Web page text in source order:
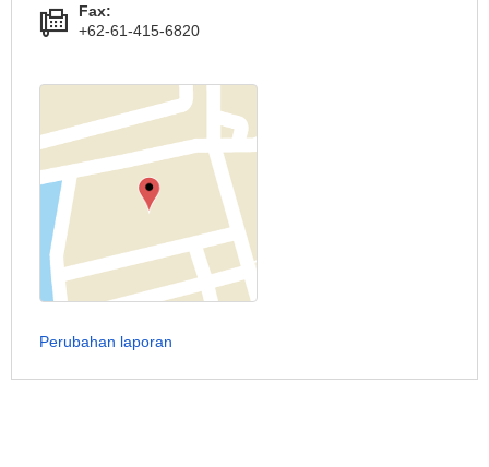
Fax:
+62-61-415-6820
Perubahan laporan